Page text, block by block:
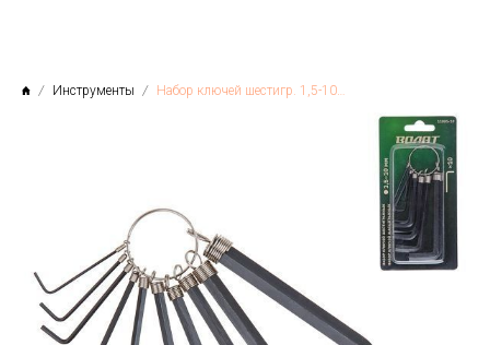
Инструменты Набор ключей шестигр. 1,5-10мм 10шт. коротк., ВОЛАТ, Китай